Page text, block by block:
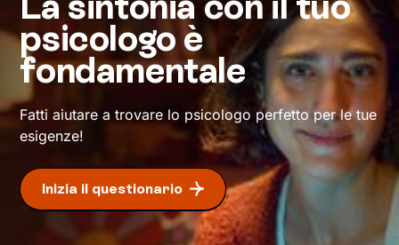
vivere meglio il presente , all’interno delle
relazioni e non solo, e come ottenere un
maggiore benessere.
psicologo è
fondamentale
Fatti aiutare a trovare lo psicologo perfetto per le tue
esigenze!
Inizia il questionario